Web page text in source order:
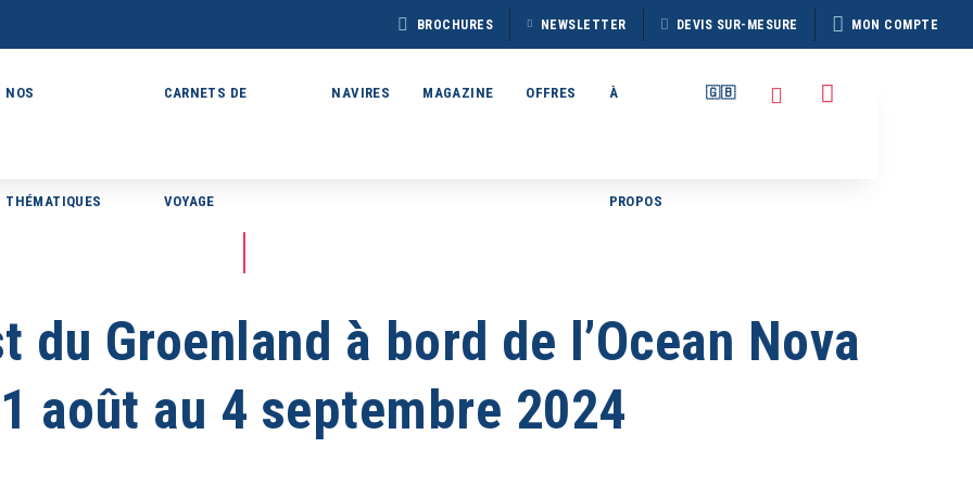
BROCHURES
BROCHURE
Voir toutes les Brochures
NEWSLETTER DEVIS SUR-MESURE MON COMPTE
NOS
THÉMATIQUES
CARNETS DE
VOYAGE
NAVIRES MAGAZINE OFFRES À
PROPOS
🇬🇧
du Groenland à bord de l’Ocean Nova
août au 4 septembre 2024